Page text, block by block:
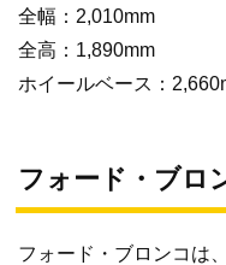
全幅：2,010mm
全高：1,890mm
ホイールベース：
フォード・ブロ
フォード・ブロンコは